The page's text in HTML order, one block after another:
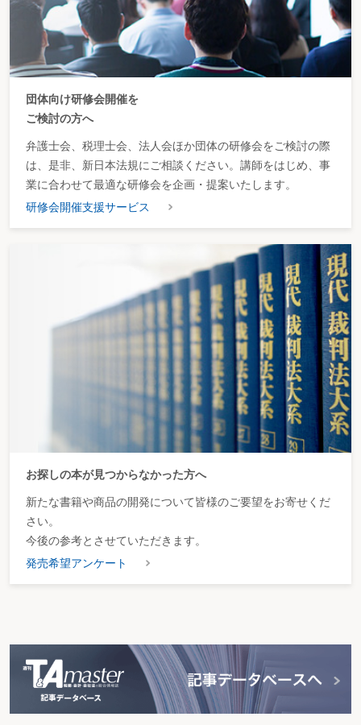
団体向け研修会開催を
ご検討の方へ
弁護士会、税理士会、法人会ほか団体の研修会をご検討の際
は、是非、新日本法規にご相談ください。講師をはじめ、事
業に合わせて最適な研修会を企画・提案いたします。
研修会開催支援サービス
お探しの本が見つからなかった方へ
新たな書籍や商品の開発について皆様のご要望をお寄せくだ
さい。
今後の参考とさせていただきます。
発売希望アンケート